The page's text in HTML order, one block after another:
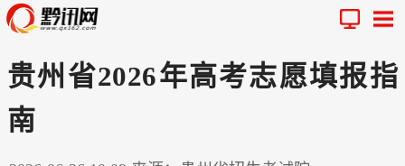
贵州省2026年高考志愿填报指
南